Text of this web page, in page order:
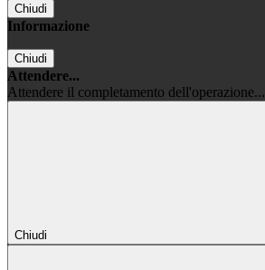
Chiudi
Informazione
Chiudi
Attendere...
Attendere il completamento dell'operazione...
Chiudi